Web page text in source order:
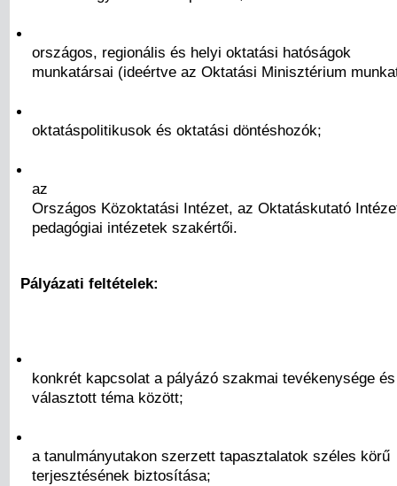
országos, regionális és helyi oktatási hatóságok
munkatársai (ideértve az Oktatási Minisztérium
oktatáspolitikusok és oktatási döntéshozók;
az
Országos Közoktatási Intézet, az Oktatáskutató
pedagógiai intézetek szakértői.
Pályázati feltételek:
konkrét kapcsolat a pályázó szakmai tevékenysége
választott téma között;
a tanulmányutakon szerzett tapasztalatok széles körű
terjesztésének biztosítása;